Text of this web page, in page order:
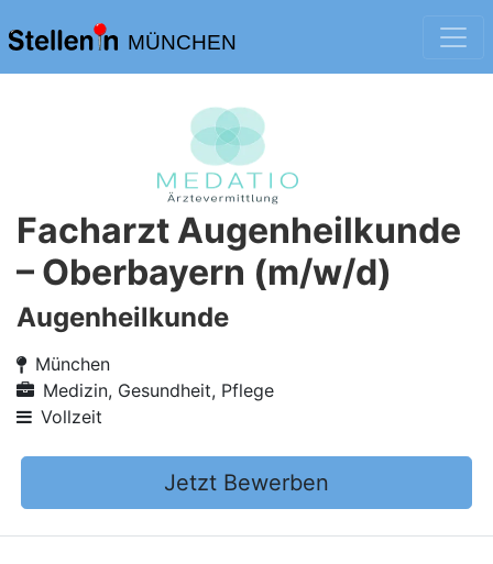
MÜNCHEN
Facharzt Augenheilkunde
– Oberbayern (m/w/d)
Augenheilkunde
München
Medizin, Gesundheit, Pflege
Vollzeit
Jetzt Bewerben